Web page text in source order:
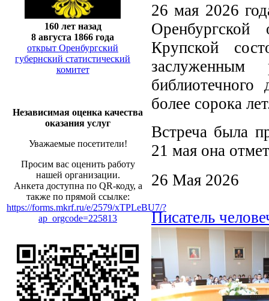
160 лет назад
8 августа 1866 года
открыт Оренбургский
губернский статистический
комитет
Независимая оценка качества
оказания услуг
Уважаемые посетители!
Просим вас оценить работу
нашей организации.
Анкета доступна по QR-коду, а
также по прямой ссылке:
https://forms.mkrf.ru/e/2579/xTPLeBU7/?
ap_orgcode=225813
26 мая 2026
Крупской
заслуженным
более сорока
Встреча была
21 мая она
26 Мая 2026
Писатель